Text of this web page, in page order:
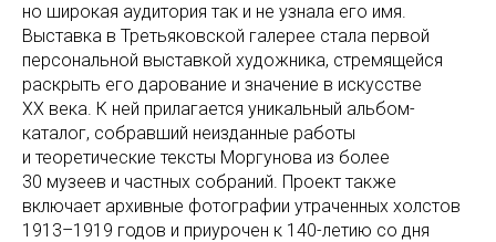
но широкая аудитория так и не узнала его имя.
Выставка в Третьяковской галерее стала первой
персональной выставкой художника, стремящейся
раскрыть его дарование и значение в искусстве
XX века. К ней прилагается уникальный альбом-
каталог, собравший неизданные работы
и теоретические тексты Моргунова из более
30 музеев и частных собраний. Проект также
включает архивные фотографии утраченных холстов
1913–1919 годов и приурочен к 140-летию со дня